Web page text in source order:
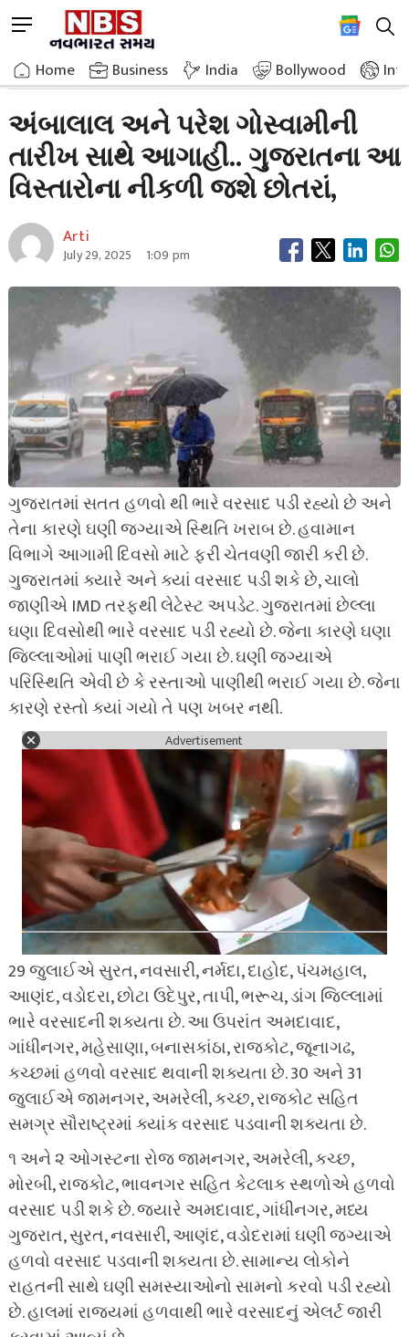
to
content
M
n
u
u
t
o
Home Business India Bollywood
Home»Breaking News»Big Crisis On Festivals Chhotara Will Leave These Areas Of Gujarat
અંબાલાલ અને પરેશ ગોસ્વામીની
તારીખ સાથે આગાહી.. ગુજરાતના આ
વિસ્તારોના નીકળી જશે છોતરાં,
Arti
July 29, 2025 1:09 pm
ગુજરાતમાં સતત હળવો થી ભારે વરસાદ પડી રહ્યો છે અને
તેના કારણે ઘણી જગ્યાએ સ્થિતિ ખરાબ છે. હવામાન
વિભાગે આગામી દિવસો માટે ફરી ચેતવણી જારી કરી છે.
ગુજરાતમાં ક્યારે અને ક્યાં વરસાદ પડી શકે છે, ચાલો
જાણીએ IMD તરફથી લેટેસ્ટ અપડેટ. ગુજરાતમાં છેલ્લા
ઘણા દિવસોથી ભારે વરસાદ પડી રહ્યો છે. જેના કારણે ઘણા
જિલ્લાઓમાં પાણી ભરાઈ ગયા છે. ઘણી જગ્યાએ
પરિસ્થિતિ એવી છે કે રસ્તાઓ પાણીથી ભરાઈ ગયા છે. જેના
કારણે રસ્તો ક્યાં ગયો તે પણ ખબર નથી.
Advertisement
29 જુલાઈએ સુરત, નવસારી, નર્મદા, દાહોદ, પંચમહાલ,
આણંદ, વડોદરા, છોટા ઉદેપુર, તાપી, ભરૂચ, ડાંગ જિલ્લામાં
ભારે વરસાદની શક્યતા છે. આ ઉપરાંત અમદાવાદ,
ગાંધીનગર, મહેસાણા, બનાસકાંઠા, રાજકોટ, જૂનાગઢ,
કચ્છમાં હળવો વરસાદ થવાની શક્યતા છે. 30 અને 31
જુલાઈએ જામનગર, અમરેલી, કચ્છ, રાજકોટ સહિત
સમગ્ર સૌરાષ્ટ્રમાં ક્યાંક વરસાદ પડવાની શક્યતા છે.
૧ અને ૨ ઓગસ્ટના રોજ જામનગર, અમરેલી, કચ્છ,
મોરબી, રાજકોટ, ભાવનગર સહિત કેટલાક સ્થળોએ હળવો
વરસાદ પડી શકે છે. જ્યારે અમદાવાદ, ગાંધીનગર, મધ્ય
ગુજરાત, સુરત, નવસારી, આણંદ, વડોદરામાં ઘણી જગ્યાએ
હળવો વરસાદ પડવાની શક્યતા છે. સામાન્ય લોકોને
રાહતની સાથે ઘણી સમસ્યાઓનો સામનો કરવો પડી રહ્યો
છે. હાલમાં રાજ્યમાં હળવાથી ભારે વરસાદનું એલર્ટ જારી